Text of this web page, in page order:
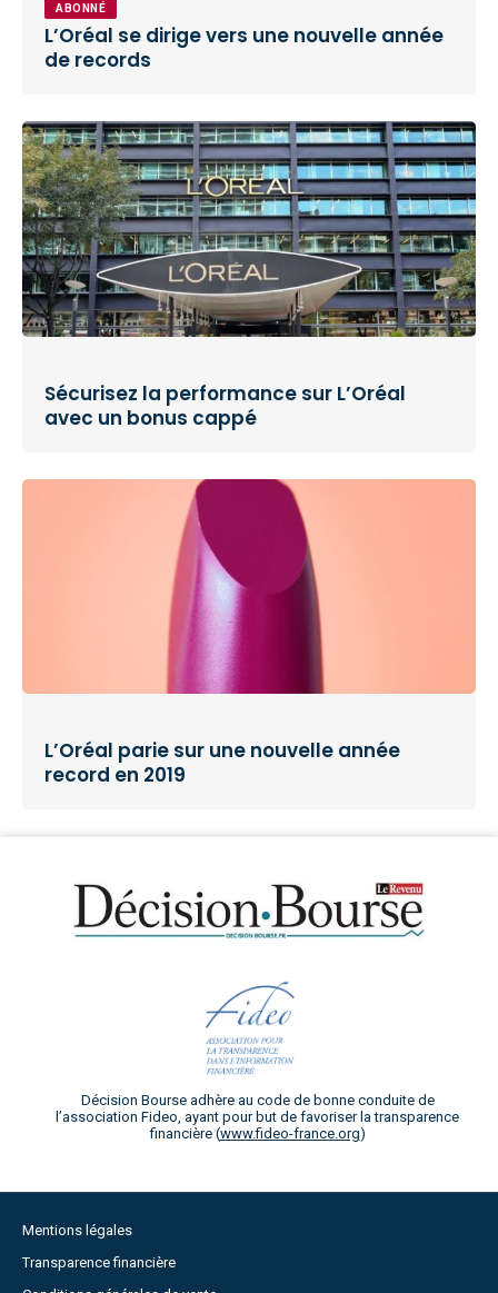
ABONNÉ
L’Oréal se dirige vers une nouvelle année
de records
Sécurisez la performance sur L’Oréal
avec un bonus cappé
L’Oréal parie sur une nouvelle année
record en 2019
Décision Bourse adhère au code de bonne conduite de
l’association Fideo, ayant pour but de favoriser la transparence
financière (www.fideo-france.org)
Mentions légales
Transparence financière